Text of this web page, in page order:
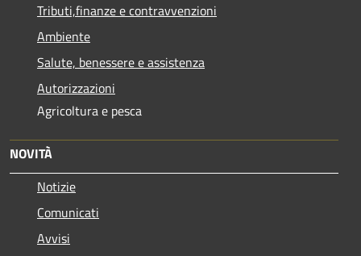
Tributi,finanze e contravvenzioni
Ambiente
Salute, benessere e assistenza
Autorizzazioni
Agricoltura e pesca
NOVITÀ
Notizie
Comunicati
Avvisi